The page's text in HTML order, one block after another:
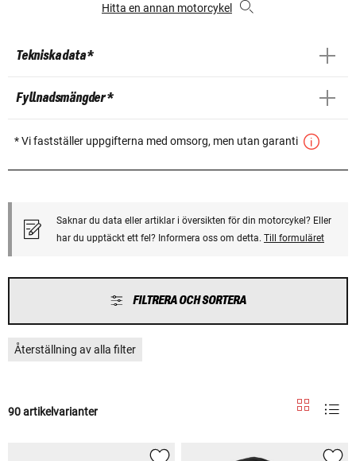
Hitta en annan motorcykel
Tekniska data *
Fyllnadsmängder *
* Vi fastställer uppgifterna med omsorg, men utan garanti
Saknar du data eller artiklar i översikten för din motorcykel? Eller
har du upptäckt ett fel? Informera oss om detta. Till formuläret
FILTRERA OCH SORTERA
Återställning av alla filter
90 artikelvarianter